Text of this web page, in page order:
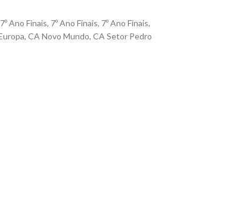
7º Ano Finais, 7º Ano Finais, 7º Ano Finais,
, CA Novo Mundo, CA Setor Pedro